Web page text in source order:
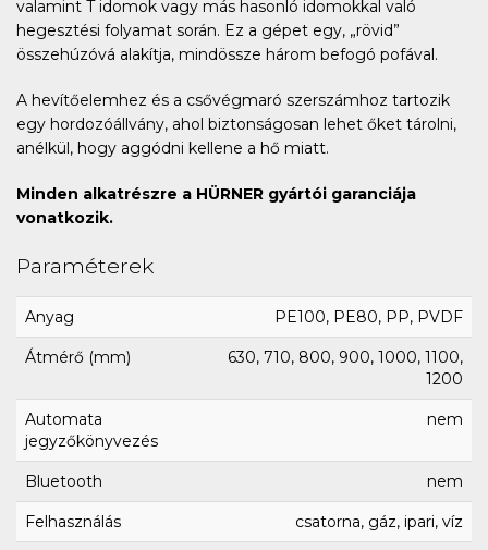
valamint T idomok vagy más hasonló idomokkal való
hegesztési folyamat során. Ez a gépet egy, „rövid”
összehúzóvá alakítja, mindössze három befogó pofával.
A hevítőelemhez és a csővégmaró szerszámhoz tartozik
egy hordozóállvány, ahol biztonságosan lehet őket tárolni,
anélkül, hogy aggódni kellene a hő miatt.
Minden alkatrészre a HÜRNER gyártói garanciája
vonatkozik.
Paraméterek
Anyag PE100, PE80, PP, PVDF
Átmérő (mm)
630, 710, 800, 900, 1000, 1100,
1200
Automata
jegyzőkönyvezés
nem
Bluetooth nem
Felhasználás csatorna, gáz, ipari, víz